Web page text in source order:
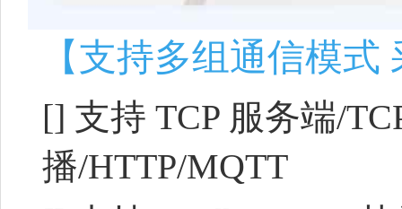
【支持多组通信模式
[] 支持 TCP 服务端/
播/HTTP/MQTT